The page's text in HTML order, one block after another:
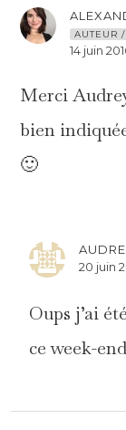
AUTEUR
14 juin
Merci
bien
🙂
20 juin
Oups j’ai
ce week-